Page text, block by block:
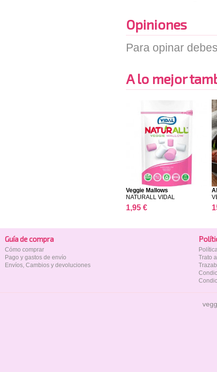
Opiniones
Para opinar
A lo mejor
Veggie Mallows
NATURALL VIDAL
1,95 €
Guía de compra
Cómo comprar
Pago y gastos de envío
Envíos, Cambios y devoluciones
Trato